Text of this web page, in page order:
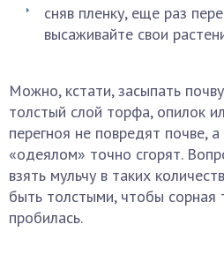
сняв пленку, еще раз
высаживайте свои
Можно, кстати, засыпать
толстый слой торфа, опилок
перегноя не повредят почве,
«одеялом» точно сгорят.
взять мульчу в таких
быть толстыми, чтобы сорная
пробилась.